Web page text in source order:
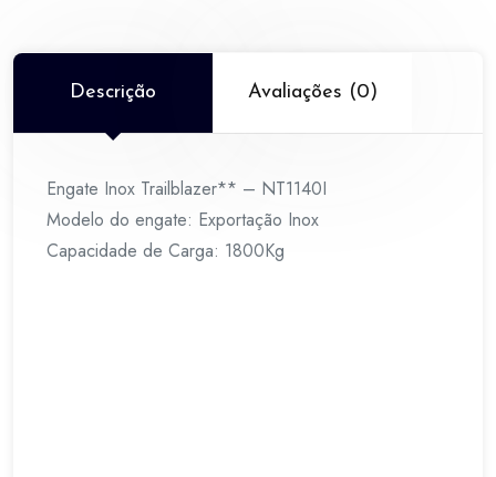
Descrição Avaliações (0)
Engate Inox Trailblazer** – NT1140I
Modelo do engate: Exportação Inox
Capacidade de Carga: 1800Kg